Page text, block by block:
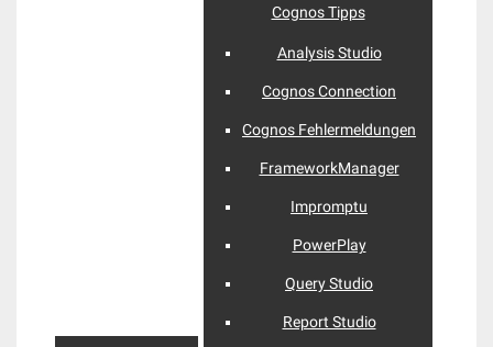
Cognos Tipps
Analysis Studio
Cognos Connection
Cognos Fehlermeldungen
FrameworkManager
Impromptu
PowerPlay
Query Studio
Report Studio